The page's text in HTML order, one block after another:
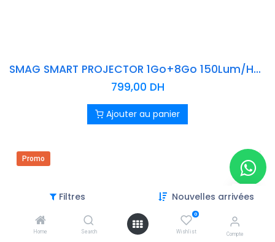
Filtres Nouvelles arrivées
Home Search
0
Wishlist Compte
SMAG SMART PROJECTOR 1Go+8Go 150Lum/HDMI Android 9.0
799,00 DH
Ajouter au panier
Promo